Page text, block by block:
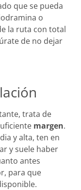
que se pueda
o
la ruta con total
de no dejar
trata de
margen.
y alta, ten en
y suele haber
antes
para que